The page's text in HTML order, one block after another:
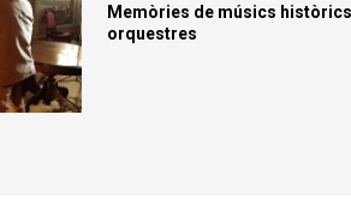
Memòries de músics
orquestres